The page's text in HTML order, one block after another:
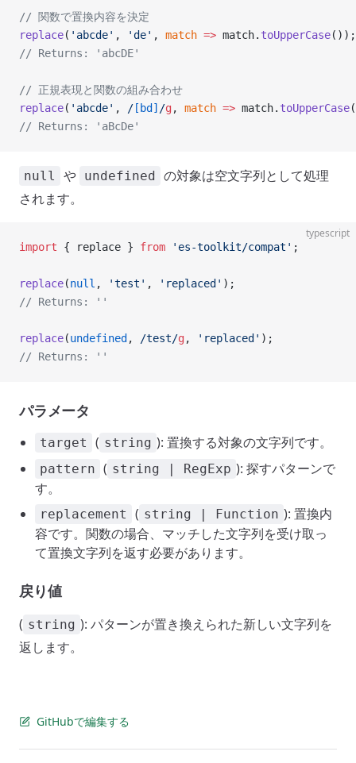
// 関数で置換内容を決定
replace( 'abcde' , 'de' , match => match. toUpperCase());
// Returns: 'abcDE'
// 正規表現と関数の組み合わせ
replace( 'abcde' , / [bd] /g, match => match. toUpperCase
// Returns: 'aBcDe'
null や undefined の対象は空文字列として処理
されます。
typescript
import { replace } from 'es-toolkit/compat' ;
replace(null , 'test' , 'replaced' );
// Returns: ''
replace(undefined , /test/g, 'replaced' );
// Returns: ''
パラメータ
target ( string ): 置換する対象の文字列です。
pattern ( string | RegExp ): 探すパターンで
す。
replacement ( string | Function ): 置換内
容です。関数の場合、マッチした文字列を受け取っ
て置換文字列を返す必要があります。
戻り値
( string ): パターンが置き換えられた新しい文字列を
返します。
GitHubで編集する